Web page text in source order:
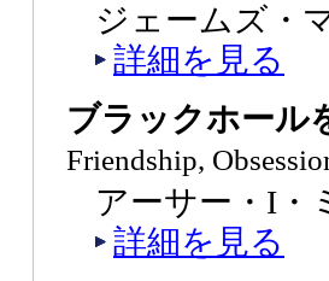
ジェームズ・
詳細を見る
ブラックホー
Friendship,
アーサー・I・
詳細を見る